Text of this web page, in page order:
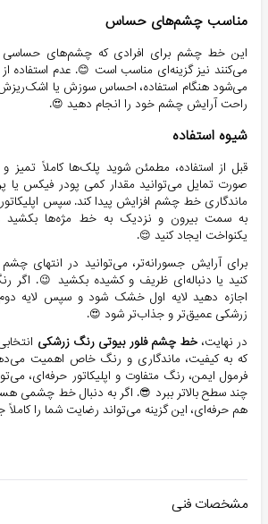
مناسب چشم‌های حساس
این خط چشم برای افرادی که چشم‌های حساسی
می‌کنند نیز گزینه‌ای مناسب است 😊. عدم استفاده
می‌شود هنگام استفاده، احساس سوزش یا اشک‌ریزش
راحت آرایش چشم خود را انجام دهید 😍.
شیوه استفاده
قبل از استفاده، مطمئن شوید پلک‌ها کاملاً
صورت تمایل می‌توانید مقدار کمی پودر فیکس یا
ماندگاری خط چشم افزایش پیدا کند. سپس
به سمت بیرون و نزدیک به خط مژه‌ها بکشید
یکنواخت ایجاد کنید 😌.
برای آرایش جسورانه‌تر، می‌توانید در انتهای
کنید یا دنباله‌ای ظریف و کشیده بکشید 😉. اگر
اجازه دهید لایه اول خشک شود و سپس لایه دوم
زرشکی عمیق‌تر و جذاب‌تر شود 😍.
در نهایت، خط چشم فلور بیوتی رنگ زرشکی
که به کیفیت، ماندگاری و رنگ خاص اهمیت
فرمول ایمن، رنگ متفاوت و اپلیکاتور حرفه‌ای،
چند سطح بالاتر ببرد 😎. اگر به دنبال خط چشمی
هم حرفه‌ای، این گزینه می‌تواند رضایت شما را
مشخصات فنی